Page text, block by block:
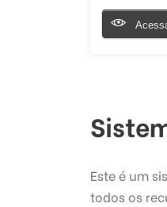
Este é um
todos os